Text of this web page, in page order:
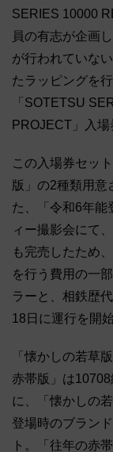
SERIES 10000
員の有志が企画
が行われていな
たラッピングを
「SOTETSU
PROJECT」入場
この入場券セッ
版」の2種類用意
た、「令和6年能
ィー撮影会にて
も完売したため
を行う費用の一
ラーと、相鉄歴
18日に運行を開
「懐かしの若草
赤帯版」は
に、「懐かしの
登場時のブラン
ト。「往年の赤